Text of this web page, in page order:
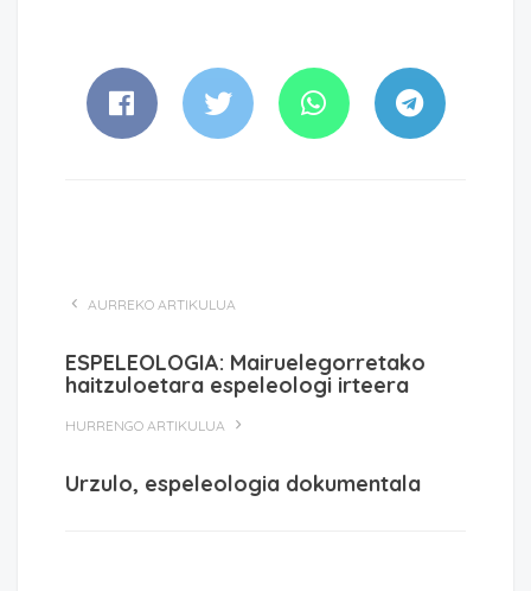
AURREKO ARTIKULUA
ESPELEOLOGIA: Mairuelegorretako
haitzuloetara espeleologi irteera
HURRENGO ARTIKULUA
Urzulo, espeleologia dokumentala